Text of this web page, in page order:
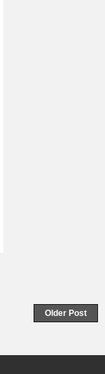
Older Post